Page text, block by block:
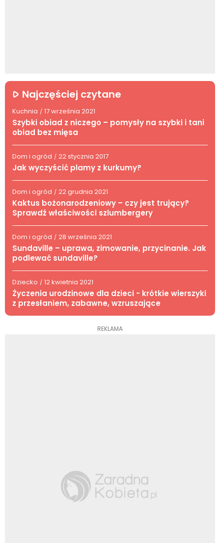
Najczęściej czytane
Kuchnia / 17 września 2021
Szybki obiad z niczego – pomysły na szybki i tani
obiad bez mięsa
Dom i ogród / 22 stycznia 2017
Jak wyczyścić plamy z kurkumy?
Dom i ogród / 22 grudnia 2021
Kaktus bożonarodzeniowy – czy jest trujący?
Sprawdź właściwości szlumbergery
Dom i ogród / 28 września 2021
Sundaville – uprawa, zimowanie, przycinanie. Jak
podlewać sundaville?
Dziecko / 12 kwietnia 2021
Życzenia urodzinowe dla dzieci - krótkie wierszyki
z przesłaniem, zabawne, wzruszające
REKLAMA